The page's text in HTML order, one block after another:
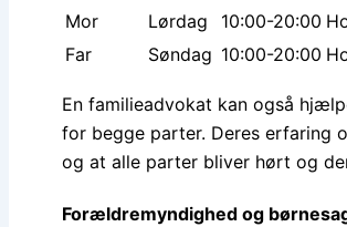
Mor
Lørdag 10:00-20:00
Far
Søndag 10:00-20:00
En familieadvokat kan også
for begge parter. Deres erfaring
og at alle parter bliver hørt og
Forældremyndighed og